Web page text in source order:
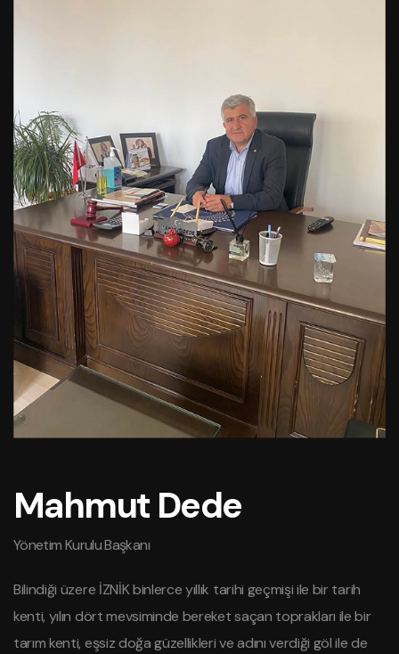
Mahmut Dede
Yönetim Kurulu Başkanı
Bilindiği üzere İZNİK binlerce yıllık tarihi geçmişi ile bir tarih
kenti, yılın dört mevsiminde bereket saçan toprakları ile bir
tarım kenti, eşsiz doğa güzellikleri ve adını verdiği göl ile de